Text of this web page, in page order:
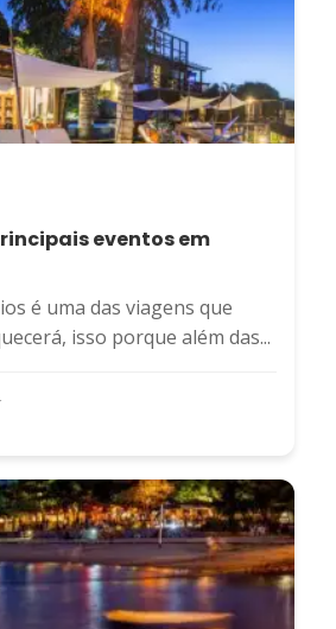
eventos em
é uma das viagens que
isso porque além das...